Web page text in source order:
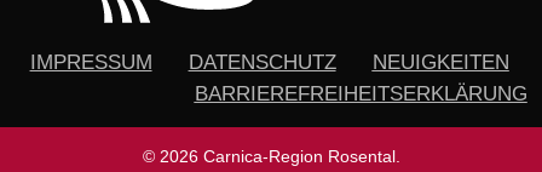
IMPRESSUM DATENSCHUTZ
NEUIGKEITEN
BARRIEREFREIHEITSERKLÄRUNG
© 2026 Carnica-Region Rosental.